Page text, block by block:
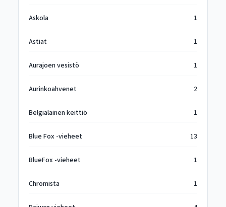
Askola 1
Astiat 1
Aurajoen vesistö 1
Aurinkoahvenet 2
Belgialainen keittiö 1
Blue Fox -vieheet 13
BlueFox -vieheet 1
Chromista 1